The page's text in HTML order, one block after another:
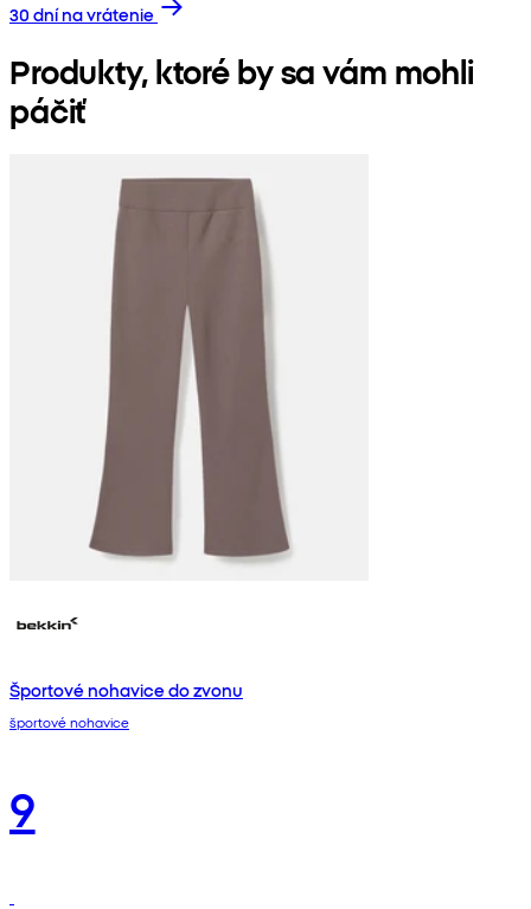
30 dní na vrátenie
Produkty, ktoré by sa vám mohli
páčiť
Športové nohavice do zvonu
športové nohavice
9